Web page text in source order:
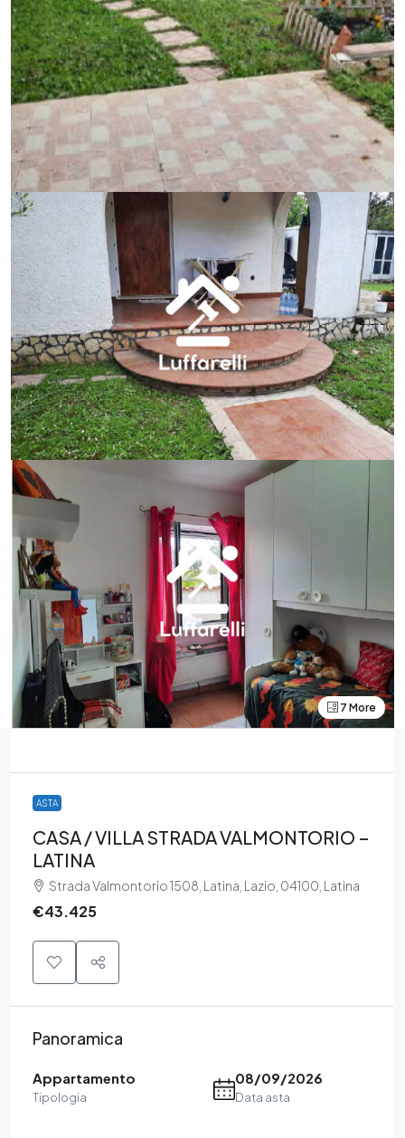
7 More
ASTA
CASA / VILLA STRADA VALMONTORIO –
LATINA
Strada Valmontorio 1508, Latina, Lazio, 04100, Latina
€43.425
Panoramica
Appartamento
Tipologia
08/09/2026
Data asta